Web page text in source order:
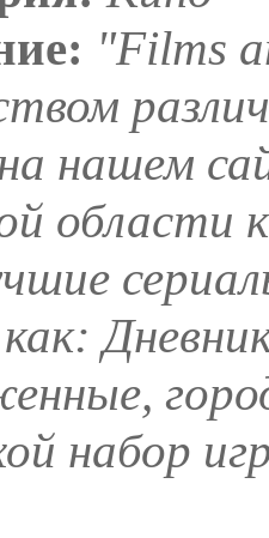
"Films
нашем
области
набор